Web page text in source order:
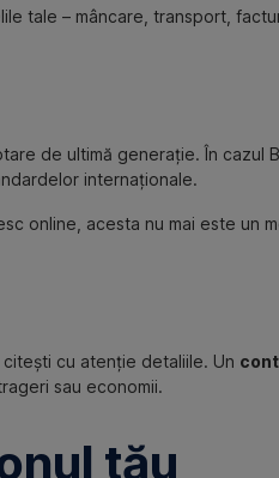
tale – mâncare, transport,
de ultimă generație. În cazul
internaționale.
online, acesta nu mai este un
cu atenție detaliile. Un
sau economii.
tău